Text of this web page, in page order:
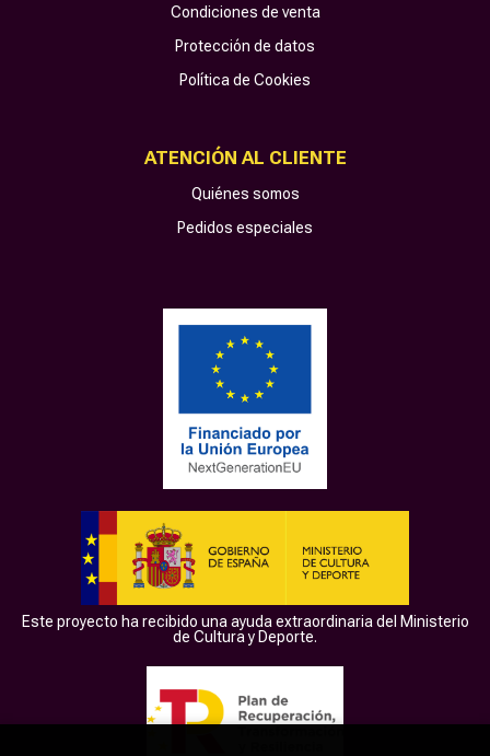
Condiciones de venta
Protección de datos
Política de Cookies
ATENCIÓN AL CLIENTE
Quiénes somos
Pedidos especiales
Este proyecto ha recibido una ayuda extraordinaria del Ministerio
de Cultura y Deporte.